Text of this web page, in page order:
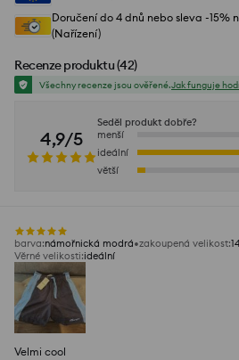
Doručení do 4 dnů nebo sleva -15%
(Nařízení)
Recenze produktu(42)
Všechny recenze jsou ověřené.Jak funguje
4,9/5
Seděl produkt dobře?
menší
ideální
větší
barva:námořnická modrá zakoupená velikost:
Věrné velikosti:ideální
Velmi cool